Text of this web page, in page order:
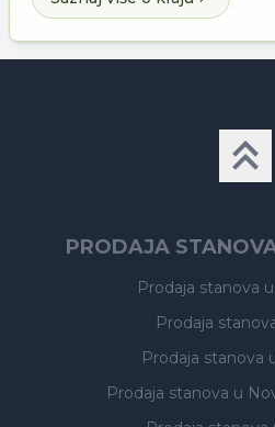
PRODAJA
Prodaja stanova
Prodaja
Prodaja stanova
Prodaja stanova u